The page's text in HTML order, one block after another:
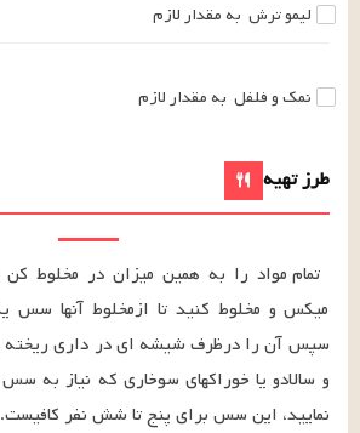
لیمو ترش به مقدار لازم
نمک و فلفل به مقدار لازم
طرز تهیه
نمایید، این سس برای پنج تا شش نفر کافیست.